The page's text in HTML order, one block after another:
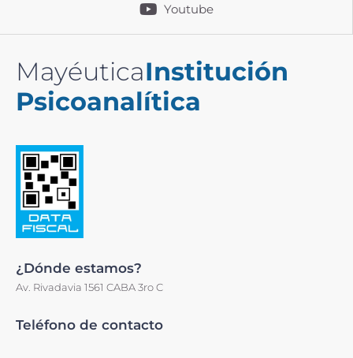
Youtube
MayéuticaInstitución
Psicoanalítica
¿Dónde estamos?
Av. Rivadavia 1561 CABA 3ro C
Teléfono de contacto